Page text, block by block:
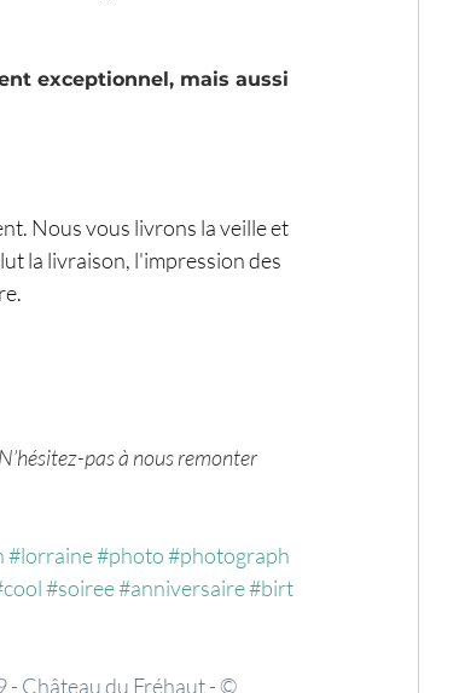
exceptionnel, mais aussi
Nous vous livrons la veille et
la livraison, l'impression des
pas à nous remonter
#lorraine#photo#photograph
#soiree#anniversaire#birt
Château du Fréhaut - ©